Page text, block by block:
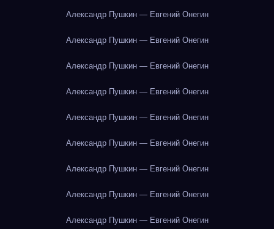
Александр Пушкин — Евгений Онегин
Александр Пушкин — Евгений Онегин
Александр Пушкин — Евгений Онегин
Александр Пушкин — Евгений Онегин
Александр Пушкин — Евгений Онегин
Александр Пушкин — Евгений Онегин
Александр Пушкин — Евгений Онегин
Александр Пушкин — Евгений Онегин
Александр Пушкин — Евгений Онегин